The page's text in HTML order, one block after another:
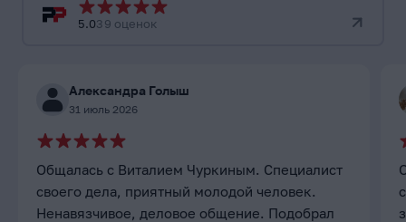
5.039 оценок
Александра Голыш
31 июль 2026
Общалась с Виталием Чуркиным. Специалист
своего дела, приятный молодой человек.
Ненавязчивое, деловое общение. Подобрал